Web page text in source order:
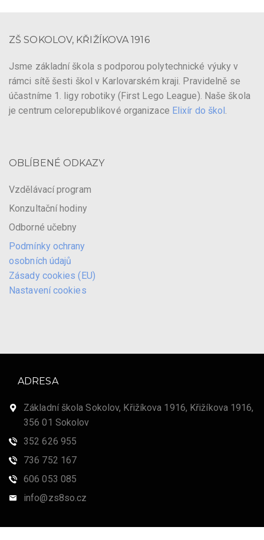
ZŠ SOKOLOV, KŘIŽÍKOVA 1916
Jsme základní škola s podporou polytechnické výuky v
rámci sítě šesti škol v Karlovarském kraji. Pravidelně se
účastníme 1. ligy robotiky (First Lego League). Naše škola
je centrum celorepublikové organizace Elixír do škol .
OBLÍBENÉ ODKAZY
Vzdělávací program
Konzultační hodiny
Odborné učebny
Podmínky ochrany
osobních údajů
Zásady cookies (EU)
Nastavení cookies
ADRESA
Základní škola Sokolov, Křižíkova 1916, Křižíkova 1916,
356 01 Sokolov
352 626 955
736 752 167
606 053 085
info@zs8so.cz